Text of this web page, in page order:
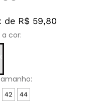
de R$ 59,80
42 44